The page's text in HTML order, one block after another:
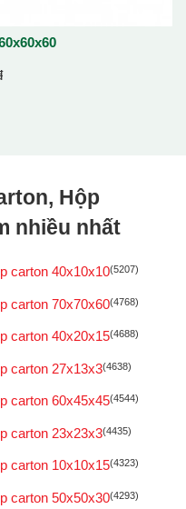
Hộp
nhiều nhất
carton 40x10x10(5207)
carton 70x70x60(4768)
carton 40x20x15(4688)
carton 27x13x3(4638)
carton 60x45x45(4544)
carton 23x23x3(4435)
carton 10x10x15(4323)
carton 50x50x30(4293)